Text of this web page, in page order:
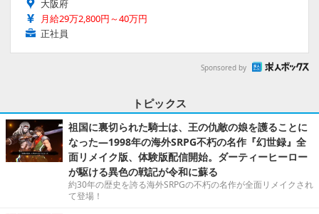
大阪府
月給29万2,800円～40万円
正社員
Sponsored by
トピックス
祖国に裏切られた騎士は、王の仇敵の娘を護ることに
なった―1998年の海外SRPG不朽の名作『幻世録』全
面リメイク版、体験版配信開始。ダーティーヒーロー
が駆ける異色の戦記が令和に蘇る
約30年の歴史を誇る海外SRPGの不朽の名作が全面リメイクされ
て登場！